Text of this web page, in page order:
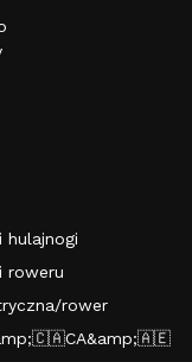
hulajnogi
roweru
brand>rower
by monorim>